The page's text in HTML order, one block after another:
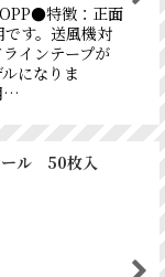
特徴：正面
す。送風機対
インテープが
になりま
…
ール 50枚入